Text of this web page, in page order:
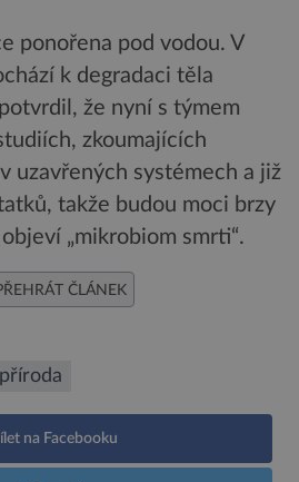
ponořena pod vodou. V
k degradaci těla
že nyní s týmem
zkoumajících
uzavřených systémech a již
takže budou moci brzy
„mikrobiom smrti“.
ČLÁNEK
příroda
na Facebooku